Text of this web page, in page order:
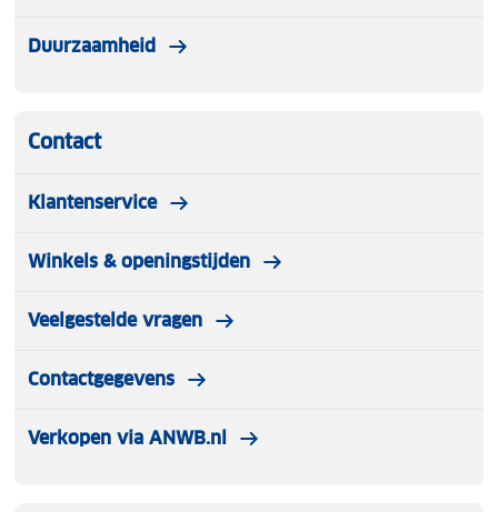
Duurzaamheid
Contact
Klantenservice
Winkels & openingstijden
Veelgestelde vragen
Contactgegevens
Verkopen via ANWB.nl